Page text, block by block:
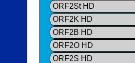
ORF2St HD
ORF2K HD
ORF2B HD
ORF2O HD
ORF2S HD